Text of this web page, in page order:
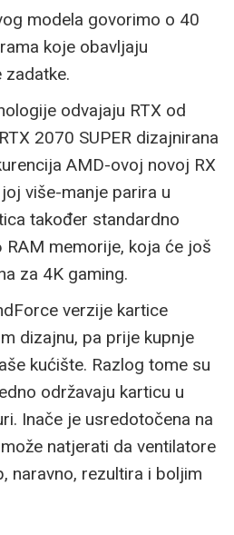
modela govorimo o 40
koje obavljaju
zadatke.
odvajaju RTX od
2070 SUPER dizajnirana
AMD-ovoj novoj RX
više-manje parira u
također standardno
RAM memorije, koja će još
za 4K gaming.
verzije kartice
dizajnu, pa prije kupnje
kućište. Razlog tome su
održavaju karticu u
Inače je usredotočena na
natjerati da ventilatore
naravno, rezultira i boljim